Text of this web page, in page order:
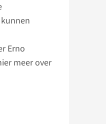
Erno
meer over